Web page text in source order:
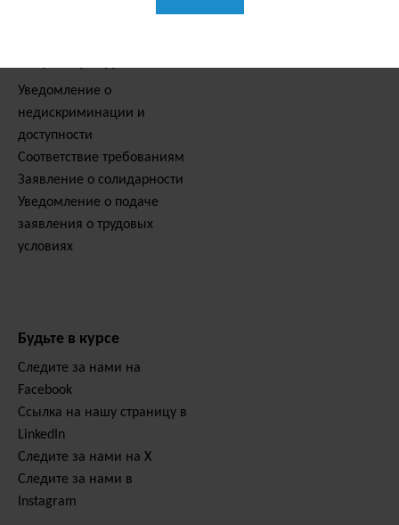
Уведомление о
недискриминации и
доступности
Соответствие требованиям
Заявление о солидарности
Уведомление о подаче
заявления о трудовых
условиях
Будьте в курсе
Следите за нами на
Facebook
Ссылка на нашу страницу в
LinkedIn
Следите за нами на X
Следите за нами в
Instagram